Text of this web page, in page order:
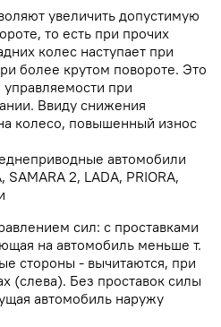
увеличить допустимую
то есть при прочих
колес наступает при
более крутом повороте. Это
при
Ввиду снижения
колесо, повышенный износ
автомобили
2, LADA, PRIORA,
сил: с проставками
на автомобиль меньше т.
стороны - вычитаются, при
(слева). Без проставок силы
автомобиль наружу